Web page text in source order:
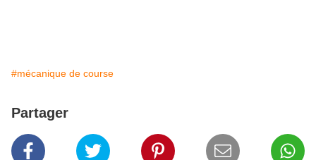
#mécanique de course
Partager